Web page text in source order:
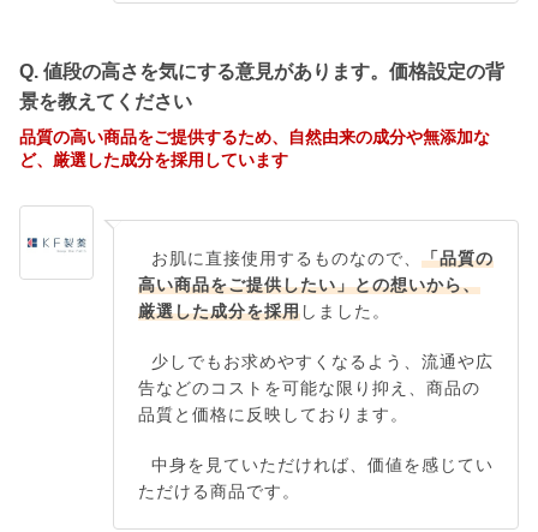
Q. 値段の高さを気にする意見があります。価格設定の背
景を教えてください
品質の高い商品をご提供するため、自然由来の成分や無添加な
ど、厳選した成分を採用しています
お肌に直接使用するものなので、 「品質の
高い商品をご提供したい」との想いから、
厳選した成分を採用しました。
少しでもお求めやすくなるよう、流通や広
告などのコストを可能な限り抑え、商品の
品質と価格に反映しております。
中身を見ていただければ、価値を感じてい
ただける商品です。